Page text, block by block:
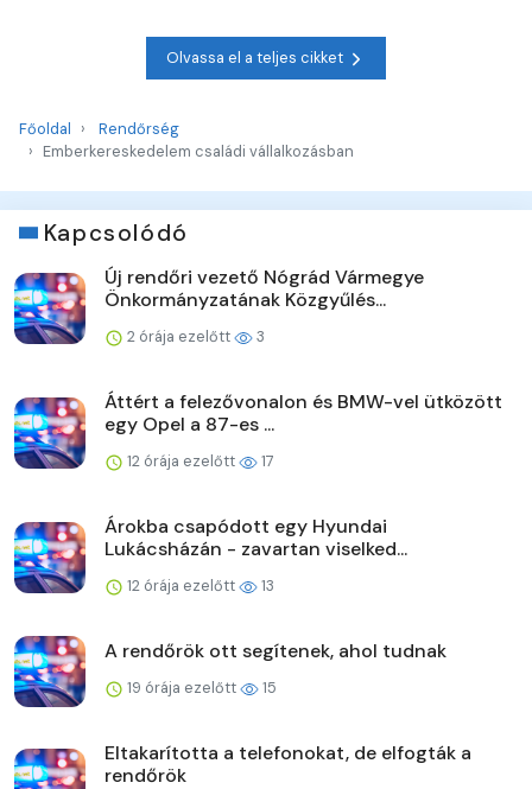
Olvassa el a teljes cikket
Főoldal
Rendőrség
Emberkereskedelem családi vállalkozásban
Kapcsolódó
Új rendőri vezető Nógrád Vármegye
Önkormányzatának Közgyűlés...
2 órája ezelőtt 3
Áttért a felezővonalon és BMW-vel ütközött
egy Opel a 87-es ...
12 órája ezelőtt 17
Árokba csapódott egy Hyundai
Lukácsházán - zavartan viselked...
12 órája ezelőtt 13
A rendőrök ott segítenek, ahol tudnak
19 órája ezelőtt 15
Eltakarította a telefonokat, de elfogták a
rendőrök